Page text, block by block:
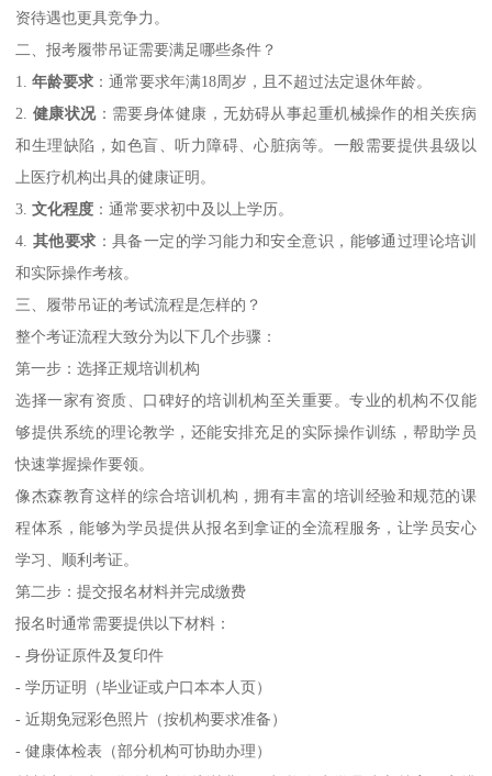
资待遇也更具竞争力。
二、报考履带吊证需要满足哪些条件？
1.年龄要求 ：通常要求年满18周岁，且不超过法定退休年龄。
2. 健康状况：需要身体健康，无妨碍从事起重机械操作的相关疾病
和生理缺陷，如色盲、听力障碍、心脏病等。一般需要提供县级以
上医疗机构出具的健康证明。
3.文化程度 ：通常要求初中及以上学历。
4. 其他要求 ：具备一定的学习能力和安全意识，能够通过理论培训
和实际操作考核。
三、履带吊证的考试流程是怎样的？
整个考证流程大致分为以下几个步骤：
第一步：选择正规培训机构
选择一家有资质、口碑好的培训机构至关重要。专业的机构不仅能
够提供系统的理论教学，还能安排充足的实际操作训练，帮助学员
快速掌握操作要领。
像杰森教育这样的综合培训机构，拥有丰富的培训经验和规范的课
程体系，能够为学员提供从报名到拿证的全流程服务，让学员安心
学习、顺利考证。
第二步：提交报名材料并完成缴费
报名时通常需要提供以下材料：
- 身份证原件及复印件
- 学历证明（毕业证或户口本本人页）
- 近期免冠彩色照片（按机构要求准备）
- 健康体检表（部分机构可协助办理）